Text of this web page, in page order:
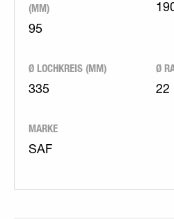
(MM)
95
Ø LOCHKREIS (MM)
335
Ø
22
MARKE
SAF